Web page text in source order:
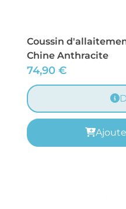
Coussin
Chine Anthracite
74,90 €